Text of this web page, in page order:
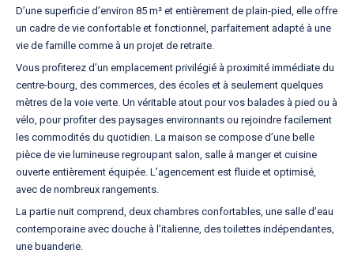
D’une superficie d’environ 85 m² et entièrement de plain-pied, elle offre
un cadre de vie confortable et fonctionnel, parfaitement adapté à une
vie de famille comme à un projet de retraite.
Vous profiterez d’un emplacement privilégié à proximité immédiate du
centre-bourg, des commerces, des écoles et à seulement quelques
mètres de la voie verte. Un véritable atout pour vos balades à pied ou à
vélo, pour profiter des paysages environnants ou rejoindre facilement
les commodités du quotidien. La maison se compose d’une belle
pièce de vie lumineuse regroupant salon, salle à manger et cuisine
ouverte entièrement équipée. L’agencement est fluide et optimisé,
avec de nombreux rangements.
La partie nuit comprend, deux chambres confortables, une salle d’eau
contemporaine avec douche à l’italienne, des toilettes indépendantes,
une buanderie.